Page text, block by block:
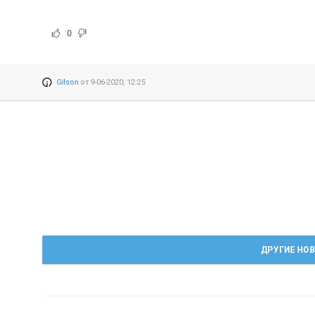
0
Gilson от 9-06-2020, 12:25
ДРУГИЕ